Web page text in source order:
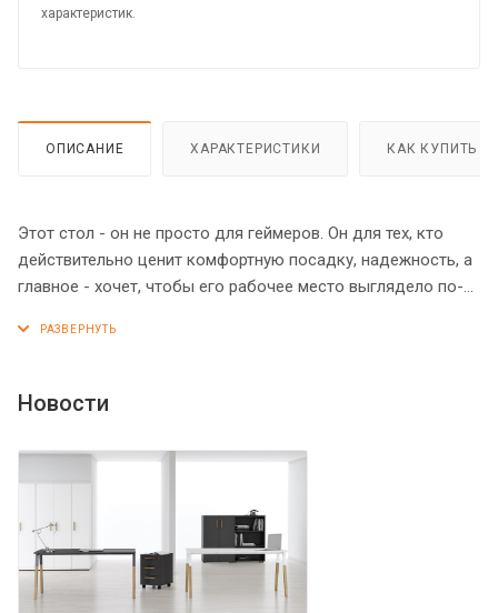
характеристик.
ОПИСАНИЕ ХАРАКТЕРИСТИКИ КАК КУПИТЬ
Этот стол - он не просто для геймеров. Он для тех, кто
действительно ценит комфортную посадку, надежность, а
главное - хочет, чтобы его рабочее место выглядело по-
возвращаться снова и снова. Да, STG 1385 именно такой.
кромка и потрясающая надежность. А еще - он может
Новости